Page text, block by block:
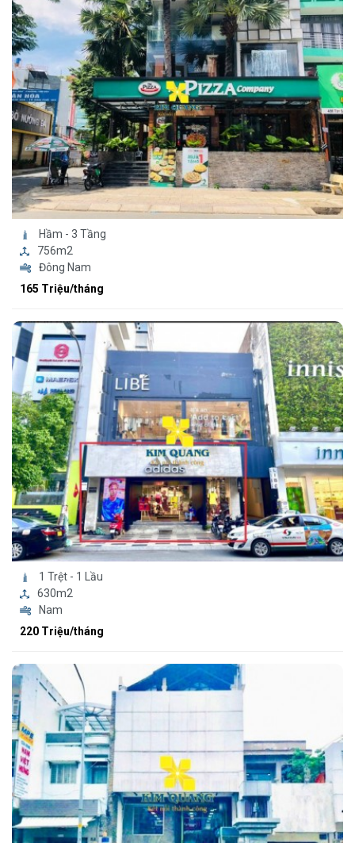
Hầm - 3 Tầng
756m2
Đông Nam
165 Triệu/tháng
1 Trệt - 1 Lầu
630m2
Nam
220 Triệu/tháng